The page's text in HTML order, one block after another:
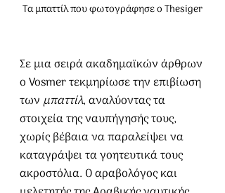
Τα μπαττίλ που φωτογράφησε ο Thesiger
Σε μια σειρά ακαδημαϊκών άρθρων
ο Vosmer τεκμηρίωσε την επιβίωση
των μπαττίλ, αναλύοντας τα
στοιχεία της ναυπήγησής τους,
χωρίς βέβαια να παραλείψει να
καταγράψει τα γοητευτικά τους
ακροστόλια. Ο αραβολόγος και